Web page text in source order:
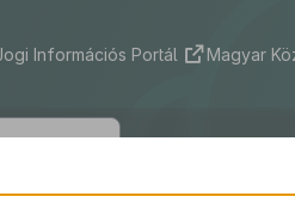
Információs Portál Magyar
Község